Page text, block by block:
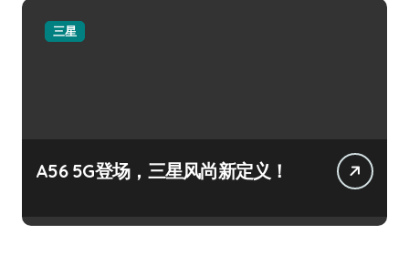
三星
A56 5G登场，三星风尚新定义！